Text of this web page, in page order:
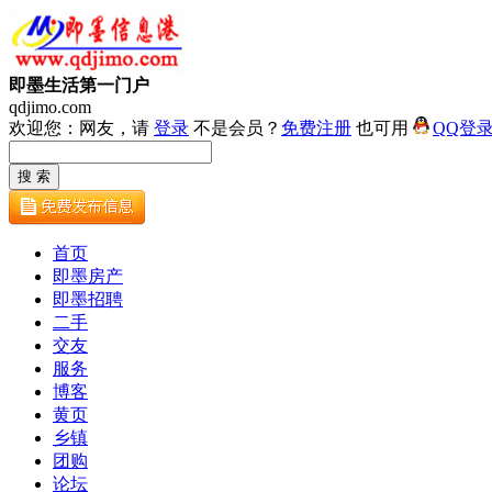
即墨生活第一门户
qdjimo.com
欢迎您：网友，请 登录 不是会员？ 免费注册 也可用 QQ登
首页
即墨房产
即墨招聘
二手
交友
服务
博客
黄页
乡镇
团购
论坛